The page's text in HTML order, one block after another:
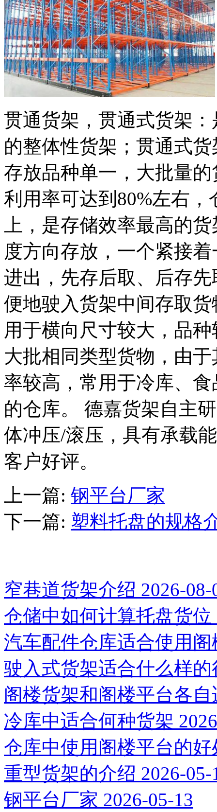
贯通货架，贯通式货架
的整体性货架；贯通式
存放品种单一，大批量
利用率可达到 80%左右，
上，是存储效率最高的
度方向存放，一个紧接
进出，先存后取、后存
便地驶入货架中间存取
用于横向尺寸较大，品
大批相同类型货物，由
率较高，常用于冷库、
的仓库。 德嘉货架自主
体冲压/滚压，具有承载
客户好评。
上一篇: 钢平台厂家
下一篇: 塑料托盘的规格
窄巷道货架介绍 2026-08-
仓储中如何计算托盘货位
汽车配件仓库适合使用
驶入式货架适合什么样的
阁楼货架和阁楼平台各
冷库中适合何种货架
仓库中使用阁楼平台的好
重型货架的介绍 2026-05-
钢平台厂家 2026-05-13